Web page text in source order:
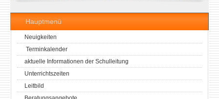
Hauptmenü
Neuigkeiten
Terminkalender
aktuelle Informationen der Schulleitung
Unterrichtszeiten
Leitbild